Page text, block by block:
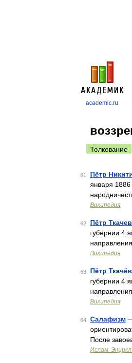
academic.ru
Толкование
61 Пётр
января 1886
Википедия
62 Пётр Ткачев
губернии 4
Википедия
63 Пётр Ткачёв
губернии 4
Википедия
64 Салафизм
После
Ислам.